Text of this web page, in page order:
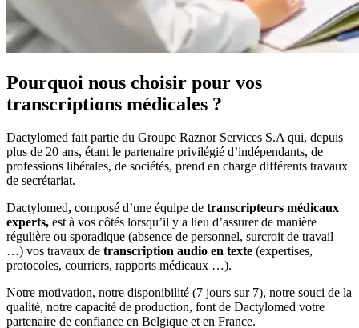
Pourquoi nous choisir pour vos
transcriptions médicales ?
Dactylomed fait partie du Groupe Raznor Services S.A qui, depuis
plus de 20 ans, étant le partenaire privilégié d’indépendants, de
professions libérales, de sociétés, prend en charge différents travaux
de secrétariat.
Dactylomed, composé d’une équipe de transcripteurs médicaux
experts, est à vos côtés lorsqu’il y a lieu d’assurer de manière
régulière ou sporadique (absence de personnel, surcroit de travail
…) vos travaux de transcription audio en texte (expertises,
protocoles, courriers, rapports médicaux …).
Notre motivation, notre disponibilité (7 jours sur 7), notre souci de la
qualité, notre capacité de production, font de Dactylomed votre
partenaire de confiance en Belgique et en France.